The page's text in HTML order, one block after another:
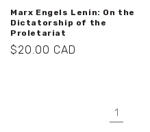
Marx Engels Lenin: On the
Dictatorship of the
Proletariat
Prix
$20.00 CAD
1